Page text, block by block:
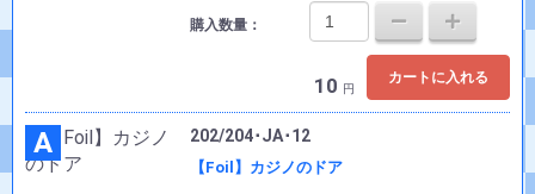
購入数量：
10 円
カートに入れる
A 202/204･JA･12
【Foil】カジノのドア